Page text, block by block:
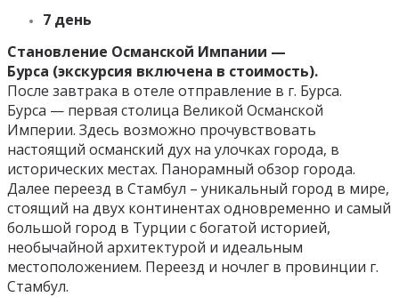
7 день
Становление Османской Импании —
Бурса (экскурсия включена в стоимость).
После завтрака в отеле отправление в г. Бурса.
Бурса — первая столица Великой Османской
Империи. Здесь возможно прочувствовать
настоящий османский дух на улочках города, в
исторических местах. Панорамный обзор города.
Далее переезд в Стамбул – уникальный город в мире,
стоящий на двух континентах одновременно и самый
большой город в Турции с богатой историей,
необычайной архитектурой и идеальным
местоположением. Переезд и ночлег в провинции г.
Стамбул.